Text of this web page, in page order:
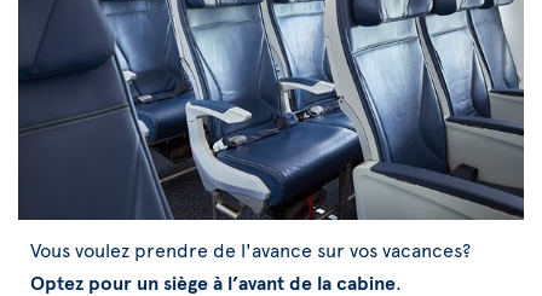
Vous voulez prendre de l'avance sur vos vacances?
Optez pour un siège à l’avant de la cabine.